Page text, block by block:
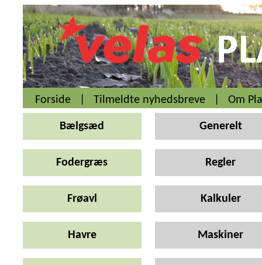
Forside Tilmeldte nyhedsbreve Om
Bælgsæd
Fodergræs
Frøavl
Havre
Generelt
Regler
Kalkuler
Maskiner